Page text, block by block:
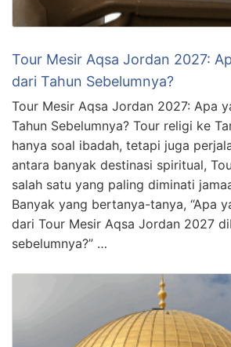
Tour Mesir Aqsa Jordan 2027:
dari Tahun Sebelumnya?
Tour Mesir Aqsa Jordan 2027: Apa
Tahun Sebelumnya? Tour religi ke
hanya soal ibadah, tetapi juga
antara banyak destinasi spiritual,
salah satu yang paling diminati
Banyak yang bertanya-tanya, “Apa
dari Tour Mesir Aqsa Jordan 2027
sebelumnya?” …